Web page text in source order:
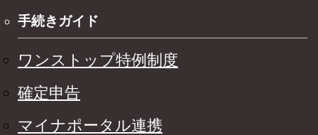
手続きガイド
ワンストップ特例制度
確定申告
マイナポータル連携